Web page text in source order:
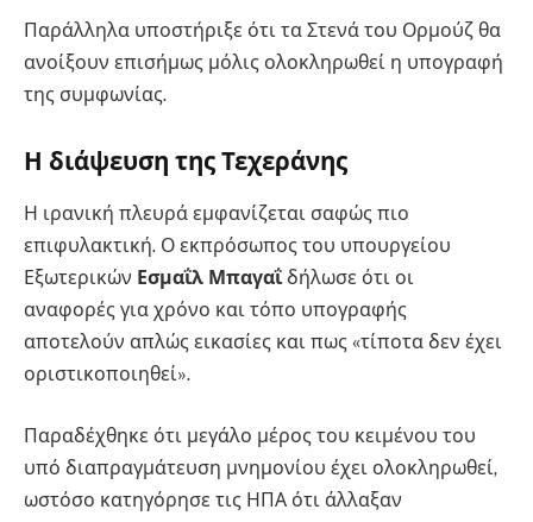
Παράλληλα υποστήριξε ότι τα Στενά του Ορμούζ θα
ανοίξουν επισήμως μόλις ολοκληρωθεί η υπογραφή
της συμφωνίας.
Η διάψευση της Τεχεράνης
Η ιρανική πλευρά εμφανίζεται σαφώς πιο
επιφυλακτική. Ο εκπρόσωπος του υπουργείου
Εξωτερικών Εσμαΐλ Μπαγαΐδήλωσε ότι οι
αναφορές για χρόνο και τόπο υπογραφής
αποτελούν απλώς εικασίες και πως «τίποτα δεν έχει
οριστικοποιηθεί».
Παραδέχθηκε ότι μεγάλο μέρος του κειμένου του
υπό διαπραγμάτευση μνημονίου έχει ολοκληρωθεί,
ωστόσο κατηγόρησε τις ΗΠΑ ότι άλλαξαν